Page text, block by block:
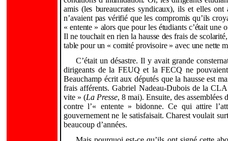
amis (les bureaucrates syndicaux), ils et elles
n’avaient pas vérifié que les compromis qu’ils
« entente » alors que pour les étudiants c’était
Il ne touchait en rien la hausse des frais de
table pour un « comité provisoire » avec une nette
C’était un désastre. Il y avait grande
dirigeants de la FEUQ et la FECQ ne
Beauchamp écrit aux députés que la hausse est
frais afférents. Gabriel Nadeau-Dubois de la
vite » (La Presse, 8 mai). Ensuite, des assemblées
contre l’« entente » bidonne. Ce qui attire
gouvernement ne le satisfaisait. Charest voulait
beaucoup d’années.